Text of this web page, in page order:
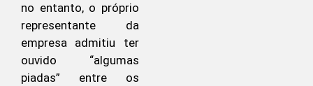
no entanto, o próprio
representante da
empresa admitiu ter
ouvido “algumas
piadas” entre os